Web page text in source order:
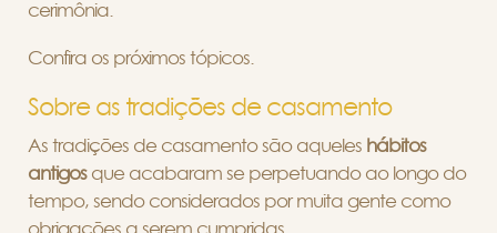
cerimônia.
Confira os próximos tópicos.
Sobre as tradições de casamento
As tradições de casamento são aqueles hábitos
antigosque acabaram se perpetuando ao longo do
tempo, sendo considerados por muita gente como
obrigações a serem cumpridas.